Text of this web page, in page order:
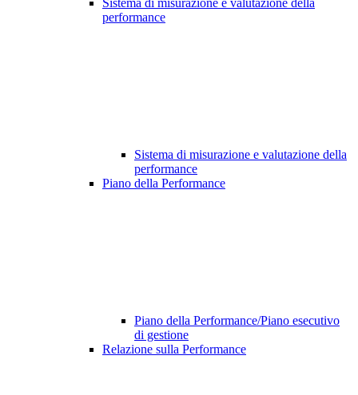
Sistema di misurazione e valutazione della
performance
Sistema di misurazione e valutazione della
performance
Piano della Performance
Piano della Performance/Piano esecutivo
di gestione
Relazione sulla Performance